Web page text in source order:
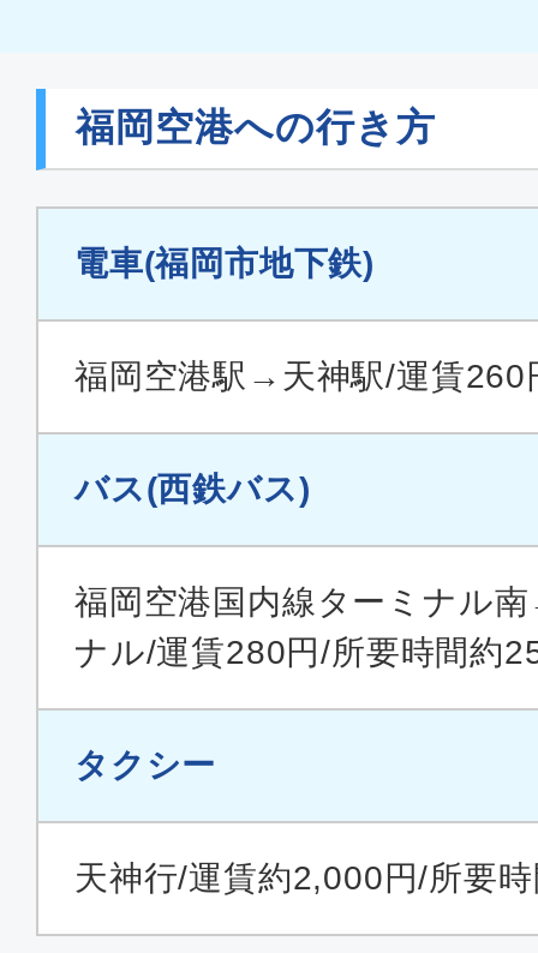
JTA052
クラスJ
10:25
クラスJ
沖縄(那覇)
15:00
福岡
JTA060
沖縄(那覇)
18:30
福岡
福岡空港への行き方
電車(福岡市地下鉄)
福岡空港駅→天神駅/運賃260
バス(西鉄バス)
福岡空港国内線ターミナル
ナル/運賃280円/所要時間約
タクシー
天神行/運賃約2,000円/所要